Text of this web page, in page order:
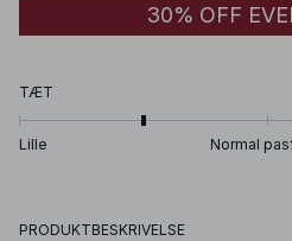
30% OFF
TÆT
Lille Normal
PRODUKTBESKRIVELSE